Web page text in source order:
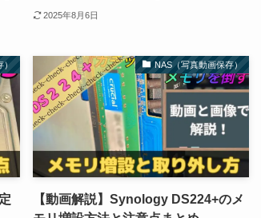
2025年8月6日
） NAS（写真動画保存）
【動画解説】Synology DS224+のメ